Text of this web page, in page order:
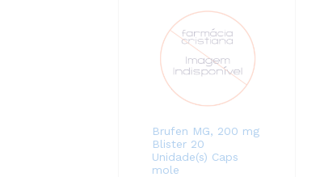
Brufen MG, 200 mg
Blister 20
Unidade(s) Caps
mole